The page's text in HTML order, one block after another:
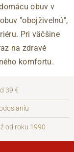
obuv v
"obojživelnú",
Pri väčšine
na zdravé
komfortu.
39 €
od roku 1990